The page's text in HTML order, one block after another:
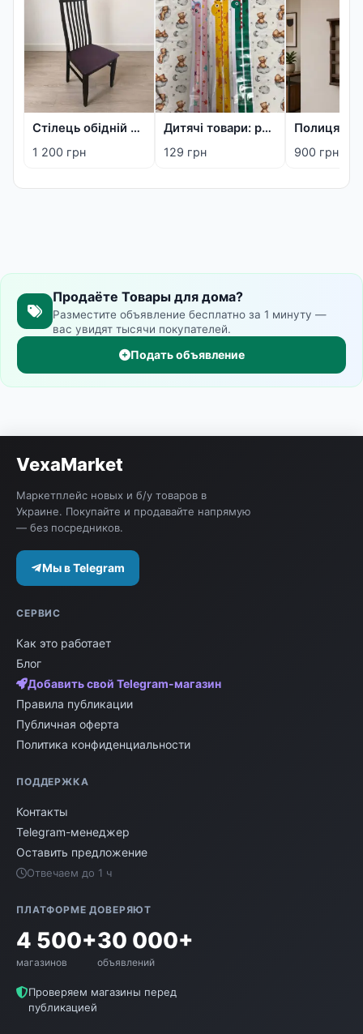
Стілець обідній дерев'яний
1 200 грн
Дитячі товари: ростомір-наліпка, деревʼяна метрика та дощечка для фото
129 грн 900 грн
Продаёте Товары для дома?
Разместите объявление бесплатно за 1 минуту —
вас увидят тысячи покупателей.
Подать объявление
VexaMarket
Маркетплейс новых и б/у товаров в
Украине. Покупайте и продавайте напрямую
— без посредников.
Мы в Telegram
СЕРВИС
Как это работает
Блог
Добавить свой Telegram-магазин
Правила публикации
Публичная оферта
Политика конфиденциальности
ПОДДЕРЖКА
Контакты
Telegram-менеджер
Оставить предложение
Отвечаем до 1 ч
ПЛАТФОРМЕ ДОВЕРЯЮТ
4 500+
магазинов
30 000+
объявлений
Проверяем магазины перед
публикацией